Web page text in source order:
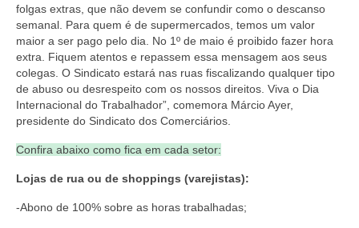
Homologações
Jurídico
Declarações
Saúde
Aplicativo Comerciários RJ
Acordo de Feriado para Empresas
CIPA
folgas extras, que não devem se confundir como o descanso
semanal. Para quem é de supermercados, temos um valor
maior a ser pago pelo dia. No 1º de maio é proibido fazer hora
extra. Fiquem atentos e repassem essa mensagem aos seus
colegas. O Sindicato estará nas ruas fiscalizando qualquer tipo
de abuso ou desrespeito com os nossos direitos. Viva o Dia
Internacional do Trabalhador”, comemora Márcio Ayer,
presidente do Sindicato dos Comerciários.
Confira abaixo como fica em cada setor:
Lojas de rua ou de shoppings (varejistas):
-Abono de 100% sobre as horas trabalhadas;